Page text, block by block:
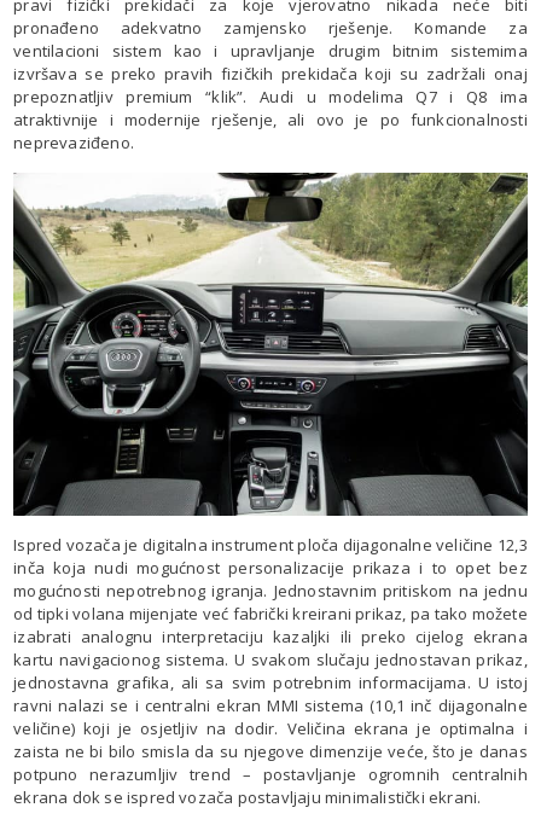
pravi fizički prekidači za koje vjerovatno nikada neće biti
pronađeno adekvatno zamjensko rješenje. Komande za
ventilacioni sistem kao i upravljanje drugim bitnim sistemima
izvršava se preko pravih fizičkih prekidača koji su zadržali onaj
prepoznatljiv premium “klik”. Audi u modelima Q7 i Q8 ima
atraktivnije i modernije rješenje, ali ovo je po funkcionalnosti
neprevaziđeno.
Ispred vozača je digitalna instrument ploča dijagonalne veličine 12,3
inča koja nudi mogućnost personalizacije prikaza i to opet bez
mogućnosti nepotrebnog igranja. Jednostavnim pritiskom na jednu
od tipki volana mijenjate već fabrički kreirani prikaz, pa tako možete
izabrati analognu interpretaciju kazaljki ili preko cijelog ekrana
kartu navigacionog sistema. U svakom slučaju jednostavan prikaz,
jednostavna grafika, ali sa svim potrebnim informacijama. U istoj
ravni nalazi se i centralni ekran MMI sistema (10,1 inč dijagonalne
veličine) koji je osjetljiv na dodir. Veličina ekrana je optimalna i
zaista ne bi bilo smisla da su njegove dimenzije veće, što je danas
potpuno nerazumljiv trend – postavljanje ogromnih centralnih
ekrana dok se ispred vozača postavljaju minimalistički ekrani.